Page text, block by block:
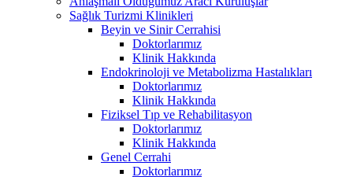
Sağlık Turizmi Klinikleri
Beyin ve Sinir Cerrahisi
Doktorlarımız
Klinik Hakkında
Endokrinoloji ve Metabolizma Hastalıkları
Doktorlarımız
Klinik Hakkında
Fiziksel Tıp ve Rehabilitasyon
Doktorlarımız
Klinik Hakkında
Genel Cerrahi
Doktorlarımız